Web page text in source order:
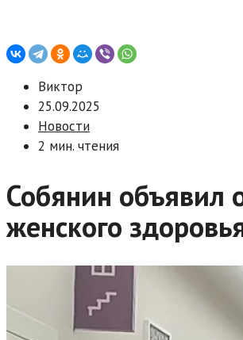
Виктор
25.09.2025
Новости
2 мин. чтения
Собянин объявил
женского